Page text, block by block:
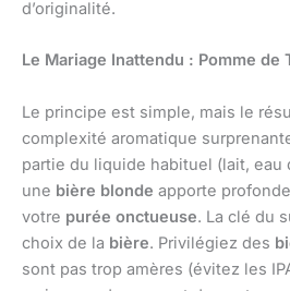
d’originalité.
Le Mariage Inattendu : Pomme de
Le principe est simple, mais le
complexité aromatique
partie du liquide habituel (lait, eau
une bière blonde apporte
votre purée onctueuse. La clé du
choix de la bière. Privilégiez des
sont pas trop amères (évitez les